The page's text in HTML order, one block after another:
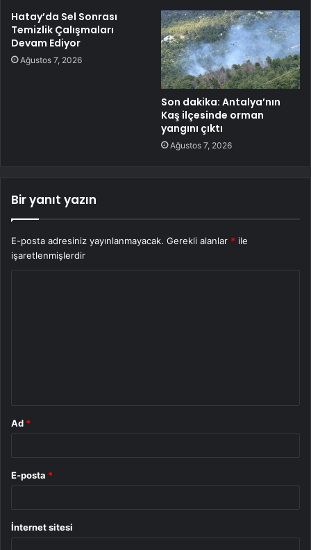
Hatay’da Sel Sonrası
Temizlik Çalışmaları
Devam Ediyor
Ağustos 7, 2026
Son dakika: Antalya’nın
Kaş ilçesinde orman
yangını çıktı
Ağustos 7, 2026
Bir yanıt yazın
E-posta adresiniz yayınlanmayacak. Gerekli alanlar * ile
işaretlenmişlerdir
Ad *
E-posta *
İnternet sitesi